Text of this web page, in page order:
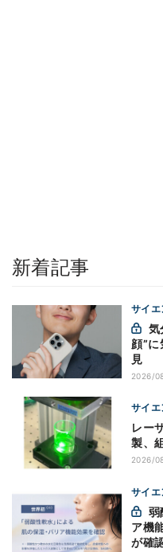
新着記事
サイエ
顔”
見
2026/
サイエ
レー
製、
2026/
サイエ
ア機
が確